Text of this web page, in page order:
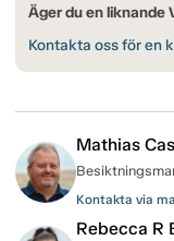
Äger du en liknande
Kontakta oss för en
Mathias
Kontakta via
Rebecca R